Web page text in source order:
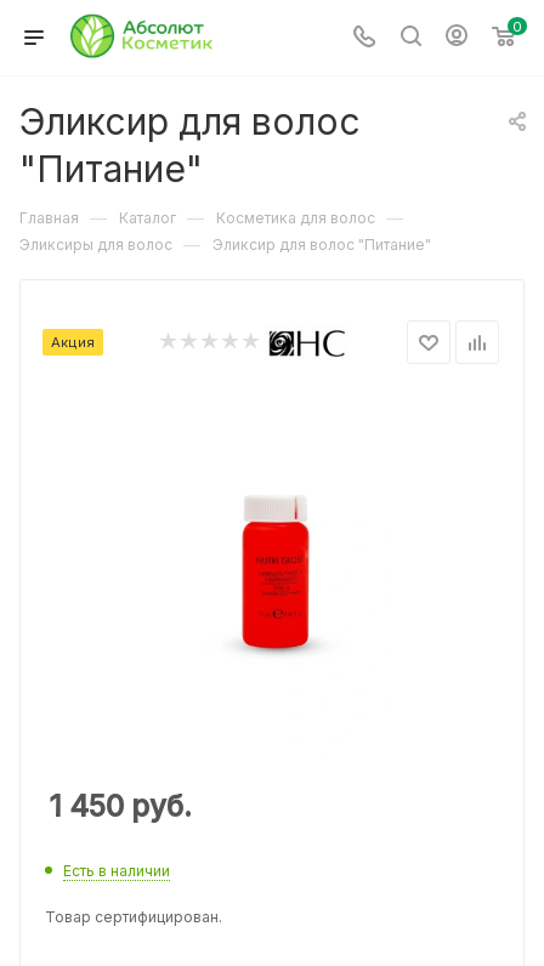
0
Эликсир для волос
"Питание"
Главная — Каталог — Косметика для волос —
Эликсиры для волос — Эликсир для волос "Питание"
Акция
1 450 руб.
Есть в наличии
Товар сертифицирован.